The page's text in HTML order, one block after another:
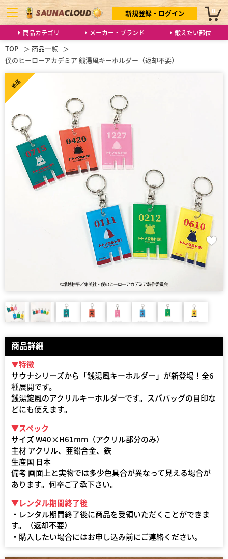
商品カテゴリ メーカー・ブランド 鍛えたい部位
新規登録・ログイン 0
TOP
商品一覧
僕のヒーローアカデミア 銭湯風キーホルダー（返却不要）
新品
商品詳細
▼特徴
サウナシリーズから「銭湯風キーホルダー」が新登場！全6
種展開です。
銭湯錠風のアクリルキーホルダーです。スパバッグの目印な
どにも使えます。
▼スペック
サイズ W40×H61mm（アクリル部分のみ）
主材 アクリル、亜鉛合金、鉄
生産国 日本
備考 画面上と実物では多少色具合が異なって見える場合が
あります。何卒ご了承下さい。
▼レンタル期間終了後
・レンタル期間終了後に商品を受領いただくことができま
す。（返却不要）
・購入したい場合にはお申し込み前にご連絡ください。